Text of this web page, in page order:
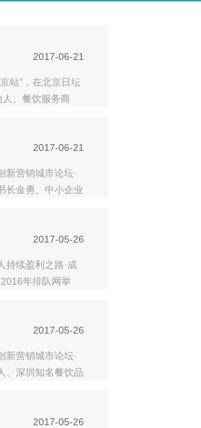
2017-06-21
站”，在北京日坛
、餐饮服务商
2017-06-21
新营销城市论坛·
长金勇、中小企业
2017-05-26
持续盈利之路·成
年排队网举
2017-05-26
新营销城市论坛·
、深圳知名餐饮品
2017-05-26